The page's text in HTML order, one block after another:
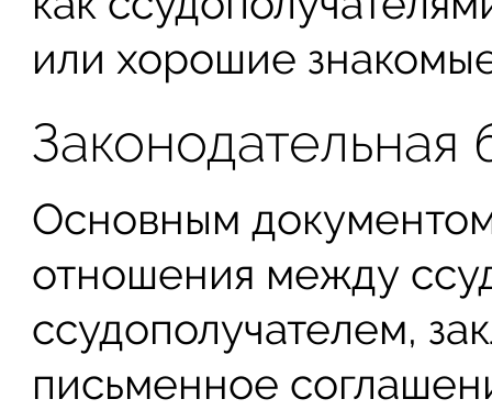
или хорошие
Законодательная
Основным
отношения между
ссудополучателем,
письменное